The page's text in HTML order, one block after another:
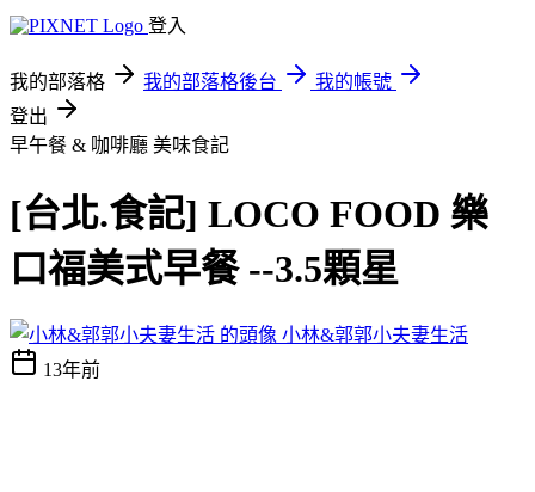
登入
我的部落格 我的部落格後台
我的帳號
登出
早午餐 & 咖啡廳 美味食記
[台北.食記] LOCO FOOD 樂
口福美式早餐 --3.5顆星
小林&郭郭小夫妻生活
13年前